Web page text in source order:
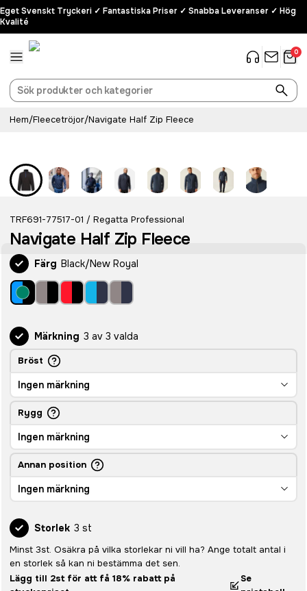
Eget Svenskt Tryckeri ✓ Fantastiska Priser ✓ Snabba Leveranser ✓ Hög
Kvalité
0
Hem/Fleecetröjor/Navigate Half Zip Fleece
TRF691-77517-01 / Regatta Professional
Navigate Half Zip Fleece
Färg Black/New Royal
Märkning 3 av 3 valda
Bröst
Ingen märkning
Rygg
Ingen märkning
Annan position
Ingen märkning
Storlek 3 st
Minst 3st. Osäkra på vilka storlekar ni vill ha? Ange totalt antal i
en storlek så kan ni bestämma det sen.
Lägg till 2st för att få 18% rabatt på
Se